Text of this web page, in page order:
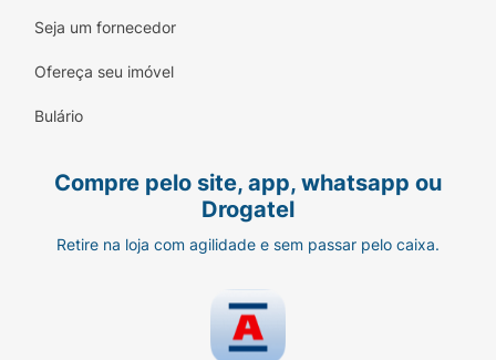
Linha:
Seara Netflix - Stranger Things.
Conservação:
Modo de Preparo:
assadeira. Asse por aproximadamente 12 a 15
minutos ou até o queijo derreter e a massa
ficar crocante.
Seja um fornecedor
Ofereça seu imóvel
Bulário
Compre pelo site, app, whatsapp ou
Drogatel
Retire na loja com agilidade e sem passar pelo caixa.